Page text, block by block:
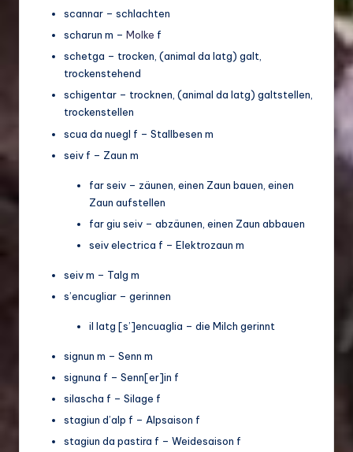
scannar – schlachten
scharun m – Molke f
schetga – trocken, (animal da latg) galt,
trockenstehend
schigentar – trocknen, (animal da latg) galtstellen,
trockenstellen
scua da nuegl f – Stallbesen m
seiv f – Zaun m
far seiv – zäunen, einen Zaun bauen, einen
Zaun aufstellen
far giu seiv – abzäunen, einen Zaun abbauen
seiv electrica f – Elektrozaun m
seiv m – Talg m
s’encugliar – gerinnen
il latg [s’]encuaglia – die Milch gerinnt
signun m – Senn m
signuna f – Senn[er]in f
silascha f – Silage f
stagiun d’alp f – Alpsaison f
stagiun da pastira f – Weidesaison f